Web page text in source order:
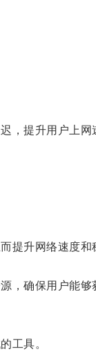
提升用户上网
升网络速度和
确保用户能够
工具。